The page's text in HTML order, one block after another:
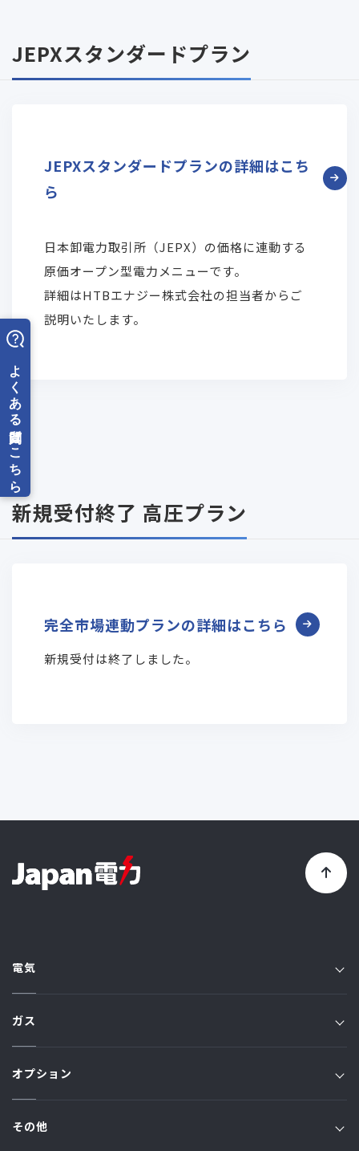
JEPXスタンダードプラン
JEPXスタンダードプランの詳細はこち
ら
日本卸電力取引所（JEPX）の価格に連動する
原価オープン型電力メニューです。
詳細はHTBエナジー株式会社の担当者からご
説明いたします。
新規受付終了 高圧プラン
完全市場連動プランの詳細はこちら
新規受付は終了しました。
電気
電気TOP
プラン一覧
JFプラン
Jプラン
ガス
ガスTOP
JSプラン
原料費調整額
オプション
ジャパン家電修理アシスト
その他